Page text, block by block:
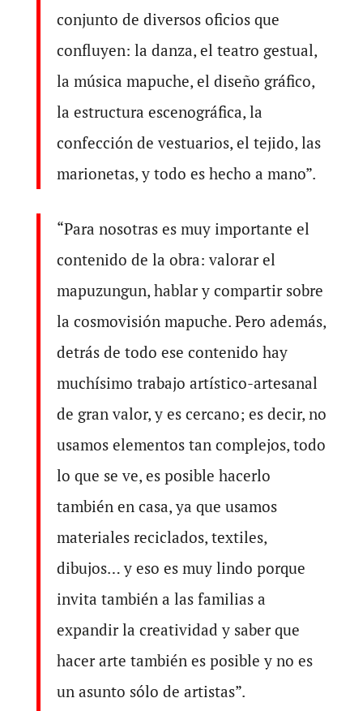
conjunto de diversos oficios que
confluyen: la danza, el teatro gestual,
la música mapuche, el diseño gráfico,
la estructura escenográfica, la
confección de vestuarios, el tejido, las
marionetas, y todo es hecho a mano”.
“Para nosotras es muy importante el
contenido de la obra: valorar el
mapuzungun, hablar y compartir sobre
la cosmovisión mapuche. Pero además,
detrás de todo ese contenido hay
muchísimo trabajo artístico-artesanal
de gran valor, y es cercano; es decir, no
usamos elementos tan complejos, todo
lo que se ve, es posible hacerlo
también en casa, ya que usamos
materiales reciclados, textiles,
dibujos… y eso es muy lindo porque
invita también a las familias a
expandir la creatividad y saber que
hacer arte también es posible y no es
un asunto sólo de artistas”.